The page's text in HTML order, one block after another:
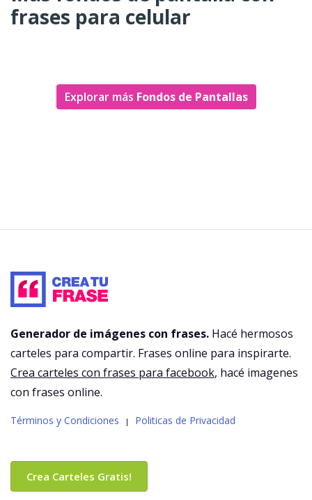
frases para celular
Explorar más Fondos de Pantallas
Generador de imágenes con frases. Hacé hermosos
carteles para compartir. Frases online para inspirarte.
Crea carteles con frases para facebook, hacé imagenes
con frases online.
Términos y Condiciones | Politicas de Privacidad
Crea Carteles Gratis!